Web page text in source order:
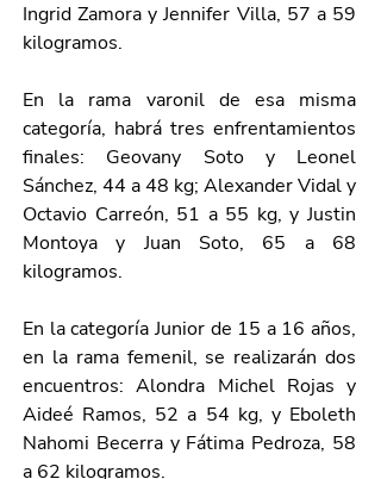
Ingrid Zamora y Jennifer Villa, 57 a 59
kilogramos.
En la rama varonil de esa misma
categoría, habrá tres enfrentamientos
finales: Geovany Soto y Leonel
Sánchez, 44 a 48 kg; Alexander Vidal y
Octavio Carreón, 51 a 55 kg, y Justin
Montoya y Juan Soto, 65 a 68
kilogramos.
En la categoría Junior de 15 a 16 años,
en la rama femenil, se realizarán dos
encuentros: Alondra Michel Rojas y
Aideé Ramos, 52 a 54 kg, y Eboleth
Nahomi Becerra y Fátima Pedroza, 58
a 62 kilogramos.